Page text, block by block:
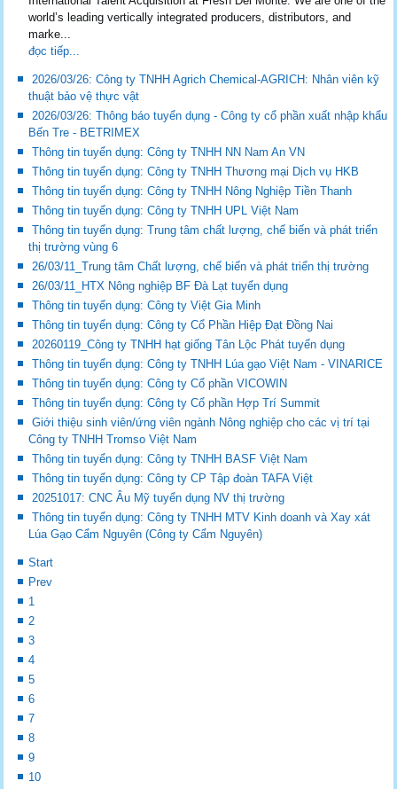
world’s leading vertically integrated producers, distributors, and
marke...
đọc tiếp...
2026/03/26: Công ty TNHH Agrich Chemical-AGRICH: Nhân viên kỹ
thuật bảo vệ thực vật
2026/03/26: Thông báo tuyển dụng - Công ty cổ phần xuất nhập khẩu
Bến Tre - BETRIMEX
Thông tin tuyển dụng: Công ty TNHH NN Nam An VN
Thông tin tuyển dụng: Công ty TNHH Thương mại Dịch vụ HKB
Thông tin tuyển dụng: Công ty TNHH Nông Nghiệp Tiền Thanh
Thông tin tuyển dụng: Công ty TNHH UPL Việt Nam
Thông tin tuyển dụng: Trung tâm chất lượng, chế biến và phát triển
thị trường vùng 6
26/03/11_Trung tâm Chất lượng, chế biến và phát triển thị trường
26/03/11_HTX Nông nghiệp BF Đà Lạt tuyển dụng
Thông tin tuyển dụng: Công ty Việt Gia Minh
Thông tin tuyển dụng: Công ty Cổ Phần Hiệp Đạt Đồng Nai
20260119_Công ty TNHH hạt giống Tân Lộc Phát tuyển dụng
Thông tin tuyển dụng: Công ty TNHH Lúa gạo Việt Nam - VINARICE
Thông tin tuyển dụng: Công ty Cổ phần VICOWIN
Thông tin tuyển dụng: Công ty Cổ phần Hợp Trí Summit
Giới thiệu sinh viên/ứng viên ngành Nông nghiệp cho các vị trí tại
Công ty TNHH Tromso Việt Nam
Thông tin tuyển dụng: Công ty TNHH BASF Việt Nam
Thông tin tuyển dụng: Công ty CP Tập đoàn TAFA Việt
20251017: CNC Âu Mỹ tuyển dụng NV thị trường
Thông tin tuyển dụng: Công ty TNHH MTV Kinh doanh và Xay xát
Lúa Gạo Cẩm Nguyên (Công ty Cẩm Nguyên)
Start
Prev
1
2
3
4
5
6
7
8
9
10